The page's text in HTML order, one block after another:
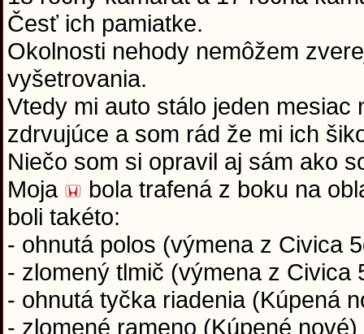
Česť ich pamiatke.
Okolnosti nehody nemôžem
vyšetrovania.
Vtedy mi auto stálo jeden
zdrvujúce a som rád že mi ich
Niečo som si opravil aj sám ako
Moja
bola trafená z boku na
boli takéto:
- ohnutá polos (výmena z Civica
- zlomený tlmič (výmena z Civica
- ohnutá tyčka riadenia (Kúpená
- zlomené rameno (Kúpené nové)